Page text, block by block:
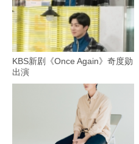
KBS新剧《Once Again》奇度勋
出演